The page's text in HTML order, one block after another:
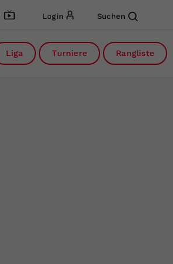
Login Suchen
Liga Turniere Rangliste